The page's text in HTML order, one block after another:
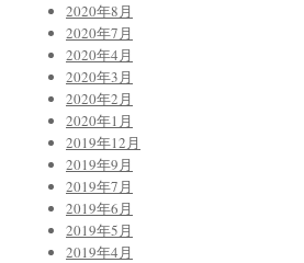
2020年8月
2020年7月
2020年4月
2020年3月
2020年2月
2020年1月
2019年12月
2019年9月
2019年7月
2019年6月
2019年5月
2019年4月